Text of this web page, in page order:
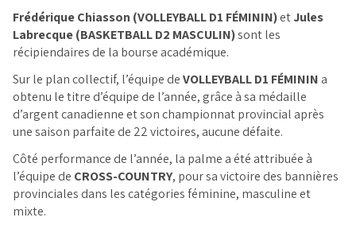
Frédérique Chiasson (VOLLEYBALL D1 FÉMININ)etJules
Labrecque (BASKETBALL D2 MASCULIN)sont les
récipiendaires de la bourse académique.
Sur le plan collectif, l’équipe deVOLLEYBALL D1 FÉMININa
obtenu le titre d’équipe de l’année, grâce à sa médaille
d’argent canadienne et son championnat provincial après
une saison parfaite de 22 victoires, aucune défaite.
Côté performance de l’année, la palme a été attribuée à
l’équipe de CROSS-COUNTRY, pour sa victoire des bannières
provinciales dans les catégories féminine, masculine et
mixte.